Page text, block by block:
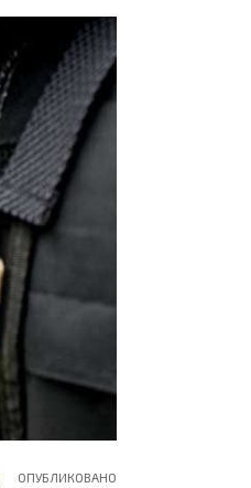
ОПУБЛИКОВАНО